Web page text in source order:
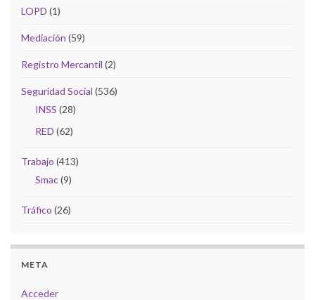
LOPD (1)
Mediación (59)
Registro Mercantil (2)
Seguridad Social (536)
INSS (28)
RED (62)
Trabajo (413)
Smac(9)
Tráfico (26)
META
Acceder